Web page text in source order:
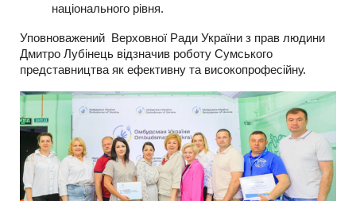
національного рівня.
Уповноважений Верховної Ради України з прав людини
Дмитро Лубінець відзначив роботу Сумського
представництва як ефективну та високопрофесійну.